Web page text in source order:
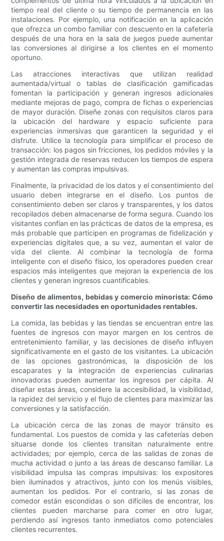
tiempo real del cliente o su tiempo de permanencia en las
instalaciones. Por ejemplo, una notificación en la aplicación
que ofrezca un combo familiar con descuento en la cafetería
después de una hora en la sala de juegos puede aumentar
las conversiones al dirigirse a los clientes en el momento
oportuno.
Las atracciones interactivas que utilizan realidad
aumentada/virtual o tablas de clasificación gamificadas
fomentan la participación y generan ingresos adicionales
mediante mejoras de pago, compra de fichas o experiencias
de mayor duración. Diseñe zonas con requisitos claros para
la ubicación del hardware y espacio suficiente para
experiencias inmersivas que garanticen la seguridad y el
disfrute. Utilice la tecnología para simplificar el proceso de
transacción: los pagos sin fricciones, los pedidos móviles y la
gestión integrada de reservas reducen los tiempos de espera
y aumentan las compras impulsivas.
Finalmente, la privacidad de los datos y el consentimiento del
usuario deben integrarse en el diseño. Los puntos de
consentimiento deben ser claros y transparentes, y los datos
recopilados deben almacenarse de forma segura. Cuando los
visitantes confían en las prácticas de datos de la empresa, es
más probable que participen en programas de fidelización y
experiencias digitales que, a su vez, aumentan el valor de
vida del cliente. Al combinar la tecnología de forma
inteligente con el diseño físico, los operadores pueden crear
espacios más inteligentes que mejoran la experiencia de los
clientes y generan ingresos cuantificables.
Diseño de alimentos, bebidas y comercio minorista: Cómo
convertir las necesidades en oportunidades rentables.
La comida, las bebidas y las tiendas se encuentran entre las
fuentes de ingresos con mayor margen en los centros de
entretenimiento familiar, y las decisiones de diseño influyen
significativamente en el gasto de los visitantes. La ubicación
de las opciones gastronómicas, la disposición de los
escaparates y la integración de experiencias culinarias
innovadoras pueden aumentar los ingresos per cápita. Al
diseñar estas áreas, considere la accesibilidad, la visibilidad,
la rapidez del servicio y el flujo de clientes para maximizar las
conversiones y la satisfacción.
La ubicación cerca de las zonas de mayor tránsito es
fundamental. Los puestos de comida y las cafeterías deben
situarse donde los clientes transitan naturalmente entre
actividades; por ejemplo, cerca de las salidas de zonas de
mucha actividad o junto a las áreas de descanso familiar. La
visibilidad impulsa las compras impulsivas: los expositores
bien iluminados y atractivos, junto con los menús visibles,
aumentan los pedidos. Por el contrario, si las zonas de
comedor están escondidas o son difíciles de encontrar, los
clientes pueden marcharse para comer en otro lugar,
perdiendo así ingresos tanto inmediatos como potenciales
clientes recurrentes.